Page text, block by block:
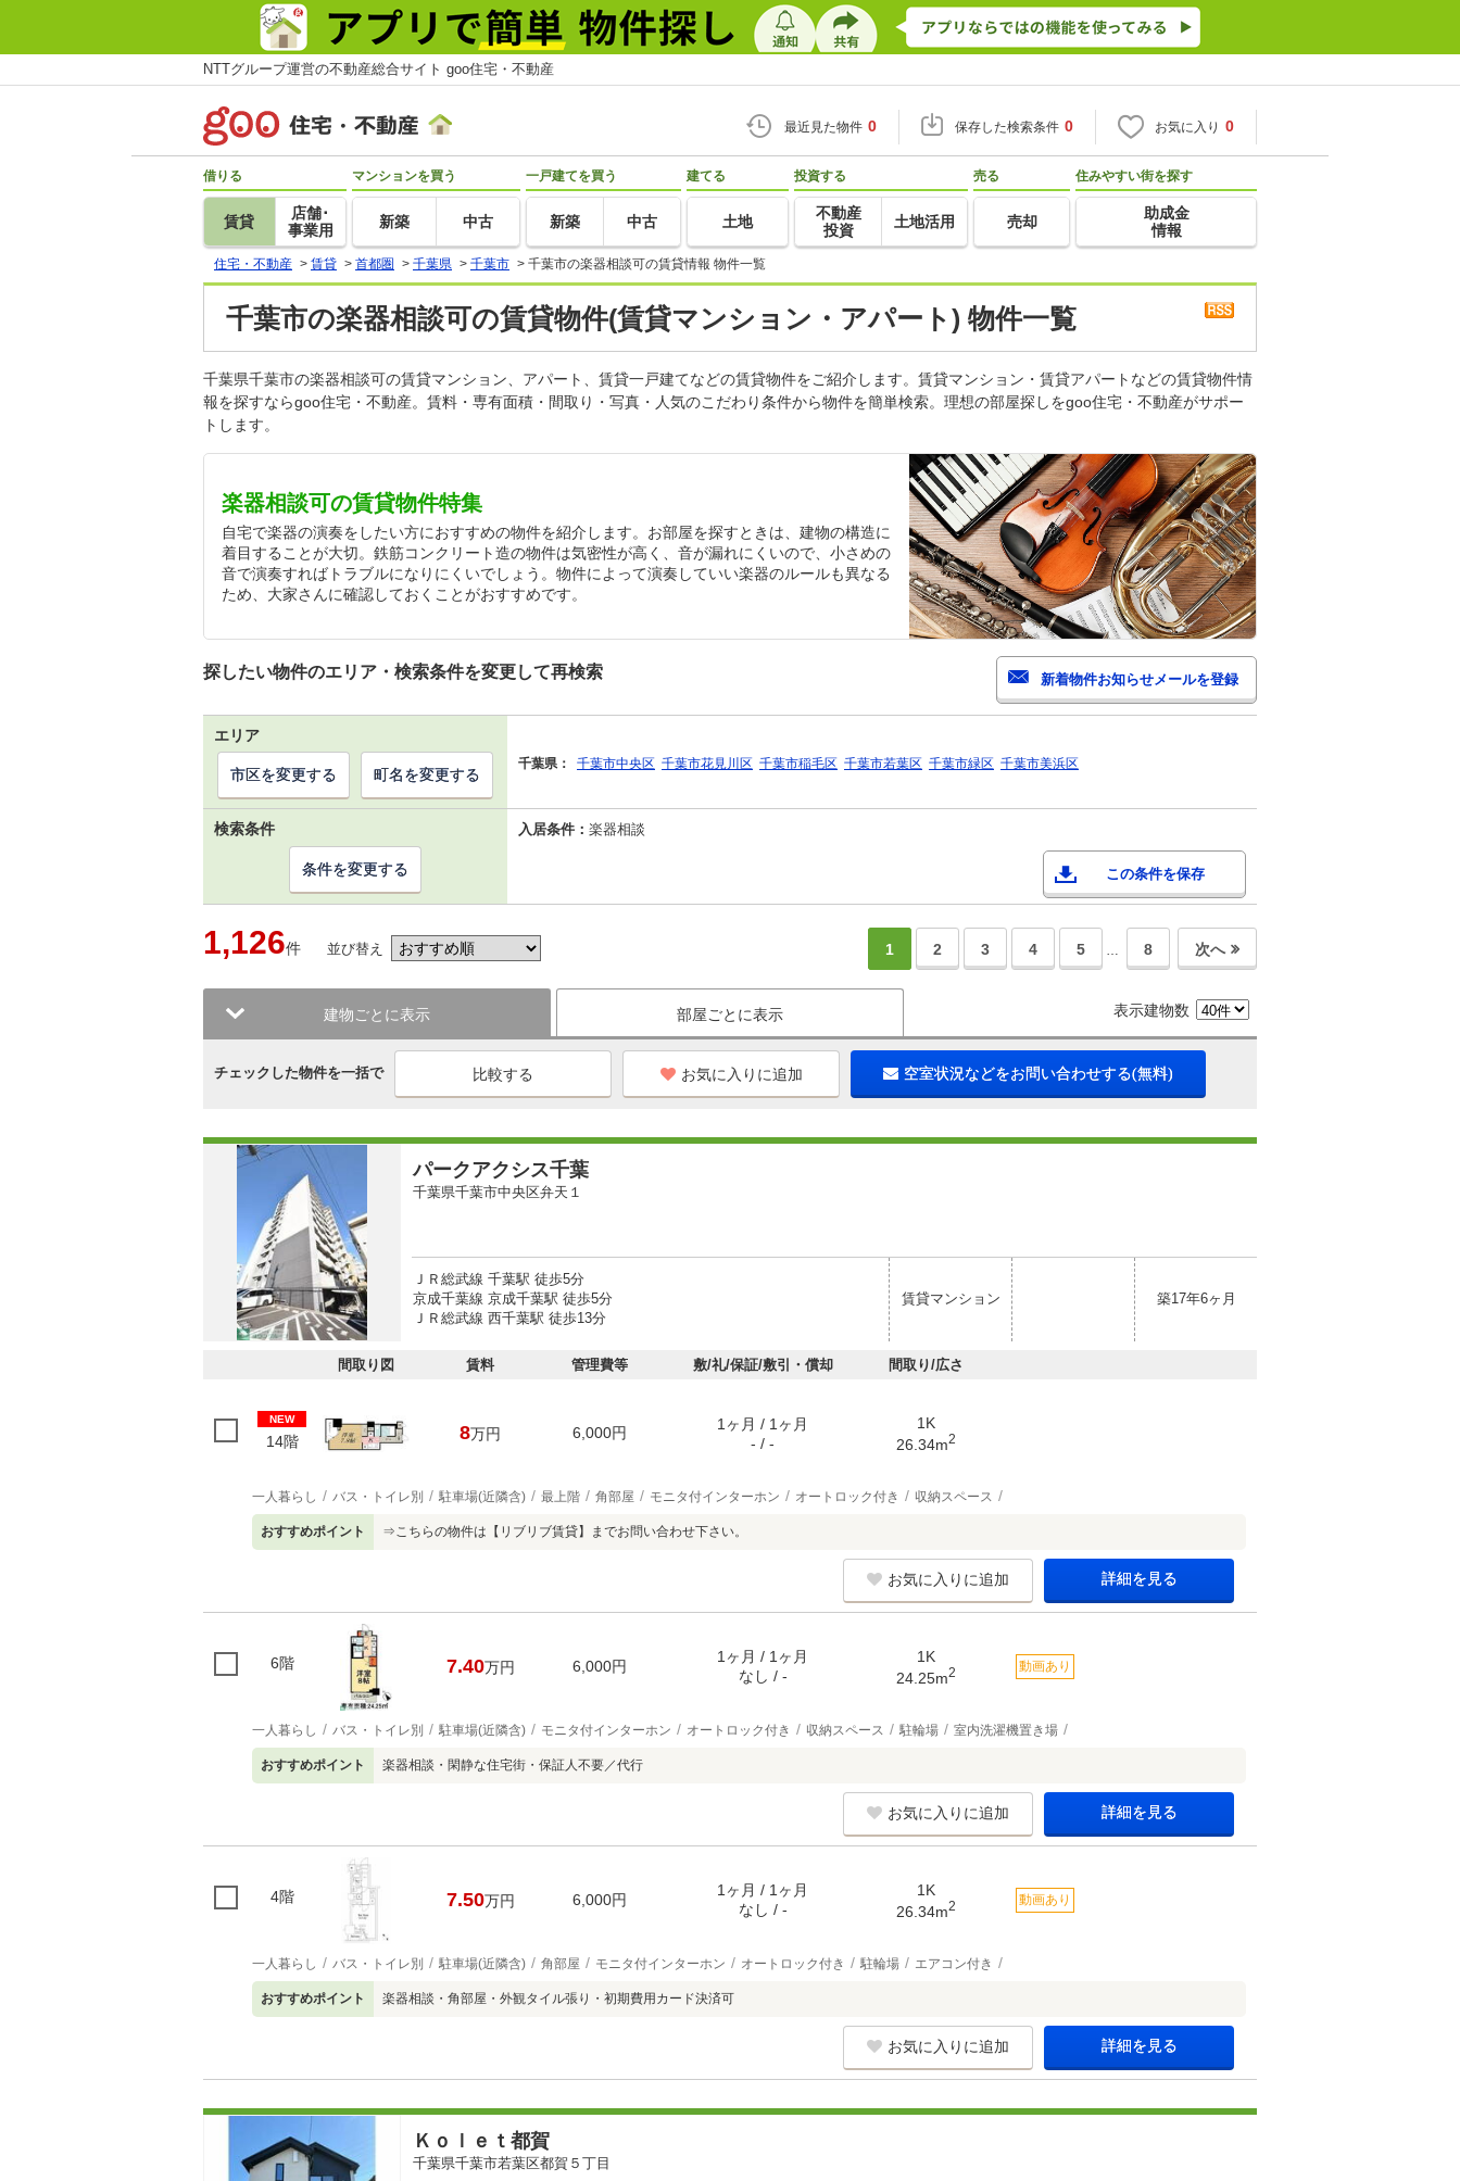
NTTグループ運営の不動産総合サイト goo住宅・不動産
最近見た物件 0 保存した検索条件 0 お気に入り 0
借りる
賃貸
店舗･
事業用
マンションを買う
新築 中古
一戸建てを買う
新築 中古
建てる
土地
投資する
不動産
投資
土地活用
売る
売却
住みやすい街を探す
助成金
情報
住宅・不動産 > 賃貸 > 首都圏 > 千葉県 > 千葉市 > 千葉市の楽器相談可の賃貸情報 物件一覧
千葉市の楽器相談可の賃貸物件(賃貸マンション・アパート) 物件一覧
千葉県千葉市の楽器相談可の賃貸マンション、アパート、賃貸一戸建てなどの賃貸物件をご紹介します。賃貸マンション・賃貸アパートなどの賃貸物件情
報を探すならgoo住宅・不動産。賃料・専有面積・間取り・写真・人気のこだわり条件から物件を簡単検索。理想の部屋探しをgoo住宅・不動産がサポー
トします。
楽器相談可の賃貸物件特集
自宅で楽器の演奏をしたい方におすすめの物件を紹介します。お部屋を探すときは、建物の構造に
着目することが大切。鉄筋コンクリート造の物件は気密性が高く、音が漏れにくいので、小さめの
音で演奏すればトラブルになりにくいでしょう。物件によって演奏していい楽器のルールも異なる
ため、大家さんに確認しておくことがおすすめです。
探したい物件のエリア・検索条件を変更して再検索
エリア
千葉県： 千葉市中央区 千葉市花見川区 千葉市稲毛区 千葉市若葉区 千葉市緑区 千葉市美浜区
市区を変更する 町名を変更する
検索条件 入居条件： 楽器相談
この条件を保存
条件を変更する
1,126件 並び替え 1 2 3 4 5 … 8 次へ
建物ごとに表示 部屋ごとに表示 表示建物数
チェックした物件を一括で お気に入りに追加 空室状況などをお問い合わせする(無料)
パークアクシス千葉
千葉県千葉市中央区弁天１
ＪＲ総武線 千葉駅 徒歩5分
京成千葉線 京成千葉駅 徒歩5分
ＪＲ総武線 西千葉駅 徒歩13分
賃貸マンション 築17年6ヶ月
間取り図 賃料 管理費等 敷/礼/保証/敷引・償却 間取り/広さ
NEW
14階 8万円 6,000円
1ヶ月 / 1ヶ月
- / -
1K
26.34m2
一人暮らし バス・トイレ別 駐車場(近隣含) 最上階 角部屋 モニタ付インターホン オートロック付き 収納スペース
おすすめポイント ⇒こちらの物件は【リブリブ賃貸】までお問い合わせ下さい。
お気に入りに追加 詳細を見る
6階 7.40万円 6,000円
1ヶ月 / 1ヶ月
なし / -
1K
24.25m2 動画あり
一人暮らし バス・トイレ別 駐車場(近隣含) モニタ付インターホン オートロック付き 収納スペース 駐輪場 室内洗濯機置き場
おすすめポイント 楽器相談・閑静な住宅街・保証人不要／代行
お気に入りに追加 詳細を見る
4階 7.50万円 6,000円
1ヶ月 / 1ヶ月
なし / -
1K
26.34m2 動画あり
一人暮らし バス・トイレ別 駐車場(近隣含) 角部屋 モニタ付インターホン オートロック付き 駐輪場 エアコン付き
おすすめポイント 楽器相談・角部屋・外観タイル張り・初期費用カード決済可
お気に入りに追加 詳細を見る
Ｋｏｌｅｔ都賀
千葉県千葉市若葉区都賀５丁目